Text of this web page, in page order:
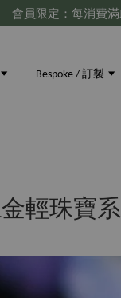
會員限定：每消費
Bespoke / 訂製
輕珠寶